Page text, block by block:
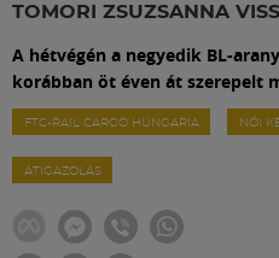
TOMORI ZSUZSANNA
A hétvégén a negyedik BL-
korábban öt éven át szerepelt
FTC-RAIL CARGO HUNGARIA NŐI
ÁTIGAZOLÁS
Szakosztályok
Meccscenter
Klub